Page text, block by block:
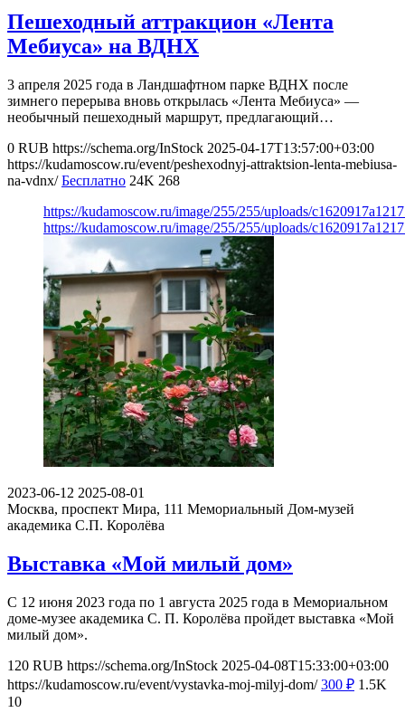
Пешеходный аттракцион «Лента
Мебиуса» на ВДНХ
3 апреля 2025 года в Ландшафтном парке ВДНХ после
зимнего перерыва вновь открылась «Лента Мебиуса» ―
необычный пешеходный маршрут, предлагающий…
0 RUB https://schema.org/InStock 2025-04-17T13:57:00+03:00
https://kudamoscow.ru/event/peshexodnyj-attraktsion-lenta-mebiusa-
na-vdnx/ Бесплатно 24K 268
https://kudamoscow.ru/image/255/255/uploads/
https://kudamoscow.ru/image/255/255/uploads/
2023-06-12 2025-08-01
Москва, проспект Мира, 111 Мемориальный Дом-музей
академика С.П. Королёва
Выставка «Мой милый дом»
С 12 июня 2023 года по 1 августа 2025 года в Мемориальном
доме-музее академика С. П. Королёва пройдет выставка «Мой
милый дом».
120 RUB https://schema.org/InStock 2025-04-08T15:33:00+03:00
https://kudamoscow.ru/event/vystavka-moj-milyj-dom/ 300 ₽ 1.5K
10